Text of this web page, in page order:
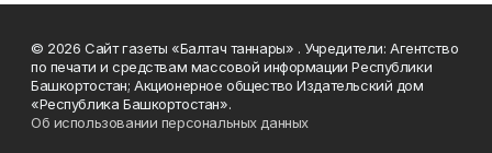
© 2026 Сайт газеты «Балтач таннары» . Учредители: Агентство
по печати и средствам массовой информации Республики
Башкортостан; Акционерное общество Издательский дом
«Республика Башкортостан».
Об использовании персональных данных